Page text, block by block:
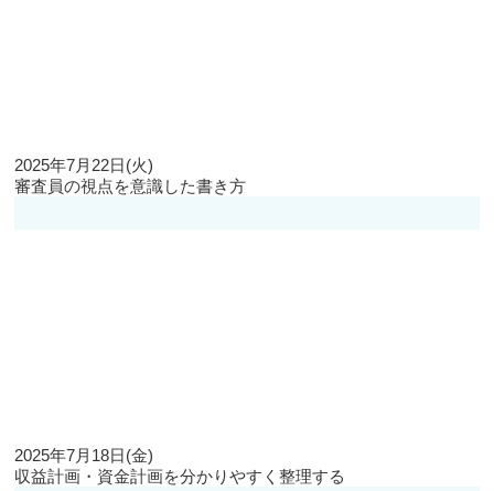
2025年7月22日(火)
審査員の視点を意識した書き方
2025年7月18日(金)
収益計画・資金計画を分かりやすく整理する